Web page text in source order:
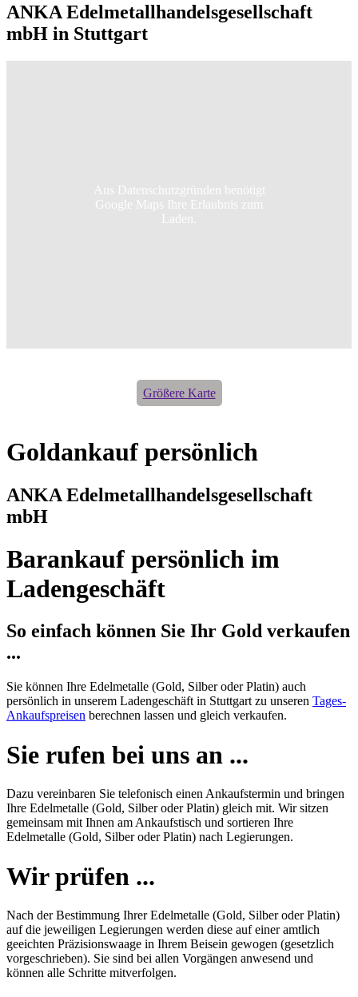
ANKA Edelmetallhandelsgesellschaft
mbH in Stuttgart
Größere Karte
Aus Datenschutzgründen benötigt
Google Maps Ihre Erlaubnis zum
Laden.
Goldankauf persönlich
ANKA Edelmetallhandelsgesellschaft
mbH
Barankauf persönlich im
Ladengeschäft
So einfach können Sie Ihr Gold verkaufen
...
Sie können Ihre Edelmetalle (Gold, Silber oder Platin) auch
persönlich in unserem Ladengeschäft in Stuttgart zu unseren Tages-
Ankaufspreisen berechnen lassen und gleich verkaufen.
Sie rufen bei uns an ...
Dazu vereinbaren Sie telefonisch einen Ankaufstermin und bringen
Ihre Edelmetalle (Gold, Silber oder Platin) gleich mit. Wir sitzen
gemeinsam mit Ihnen am Ankaufstisch und sortieren Ihre
Edelmetalle (Gold, Silber oder Platin) nach Legierungen.
Wir prüfen ...
Nach der Bestimmung Ihrer Edelmetalle (Gold, Silber oder Platin)
auf die jeweiligen Legierungen werden diese auf einer amtlich
geeichten Präzisionswaage in Ihrem Beisein gewogen (gesetzlich
vorgeschrieben). Sie sind bei allen Vorgängen anwesend und
können alle Schritte mitverfolgen.